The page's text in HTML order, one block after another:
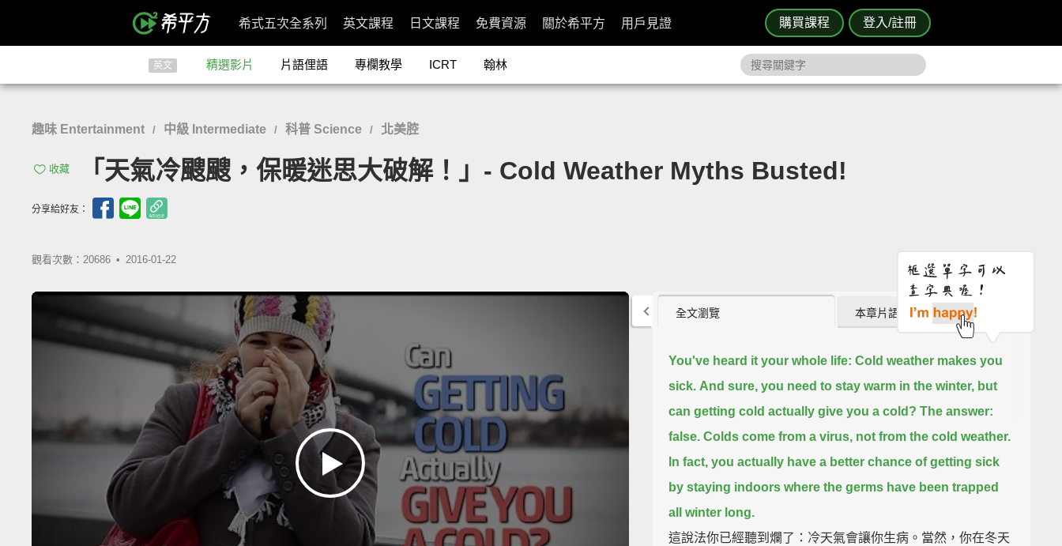
購買課程 登入/註冊
希式五次全系列 英文課程 日文課程 免費資源 關於希平方 用戶見證
英文 精選影片 片語俚語 專欄教學 ICRT 翰林
趣味 Entertainment / 中級 Intermediate / 科普 Science / 北美腔
收藏 「天氣冷颼颼，保暖迷思大破解！」- Cold Weather Myths Busted!
分享給好友：
觀看次數：20686 • 2016-01-22
全文瀏覽 本章片語 (2)
You've heard it your whole life: Cold weather makes you
sick. And sure, you need to stay warm in the winter, but
can getting cold actually give you a cold? The answer:
false. Colds come from a virus, not from the cold weather.
In fact, you actually have a better chance of getting sick
by staying indoors where the germs have been trapped
all winter long.
這說法你已經聽到爛了：冷天氣會讓你生病。當然，你在冬天